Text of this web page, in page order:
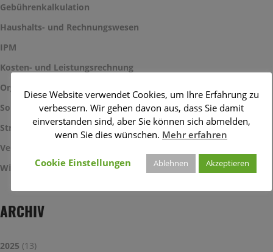
Gebührenkalkulation
Haushalts- und Rechnungswesen
IPM
Kosten- und Leistungsrechnung
Organisation und Management
Sonstiges
Strategie und Haushaltssicherung
Veranstaltungen
Wirtschaftlichkeitsbetrachtungen
ARCHIV
2025 (13)
Diese Website verwendet Cookies, um Ihre Erfahrung zu
verbessern. Wir gehen davon aus, dass Sie damit
einverstanden sind, aber Sie können sich abmelden,
wenn Sie dies wünschen. Mehr erfahren
Cookie Einstellungen Ablehnen Akzeptieren